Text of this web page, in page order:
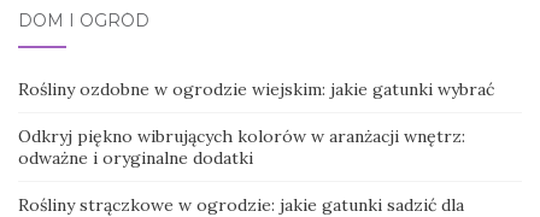
DOM I OGRÓD
Rośliny ozdobne w ogrodzie wiejskim: jakie gatunki wybrać
Odkryj piękno wibrujących kolorów w aranżacji wnętrz:
odważne i oryginalne dodatki
Rośliny strączkowe w ogrodzie: jakie gatunki sadzić dla